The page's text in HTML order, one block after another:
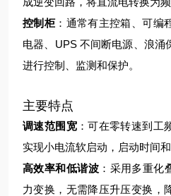
控制柜：通常有主控箱、可编
电器、UPS 不间断电源、浪涌
进行控制、监测和保护。
主要特点
调速范围宽：可在零转速到工
实现小电流软启动，启动时间
高效率和低谐波 ：采用多重化
力变换，无需降压升压变换，